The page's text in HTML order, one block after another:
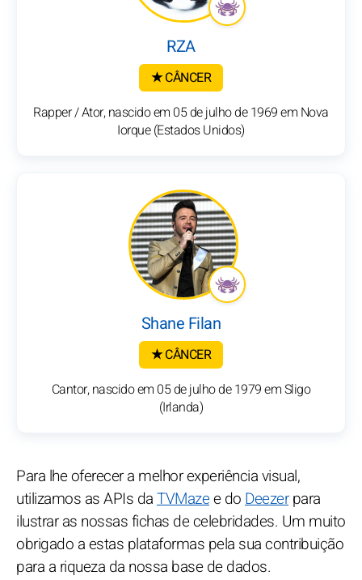
RZA
★ CÂNCER
Rapper / Ator, nascido em 05 de julho de 1969 em Nova
Iorque (Estados Unidos)
Shane Filan
★ CÂNCER
Cantor, nascido em 05 de julho de 1979 em Sligo
(Irlanda)
Para lhe oferecer a melhor experiência visual,
utilizamos as APIs daTVMazee doDeezerpara
ilustrar as nossas fichas de celebridades. Um muito
obrigado a estas plataformas pela sua contribuição
para a riqueza da nossa base de dados.